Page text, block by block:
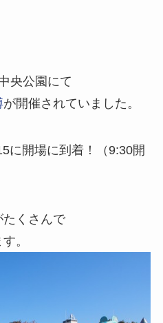
央公園にて
が開催されていました。
に開場に到着！（9:30開
たくさんで
。